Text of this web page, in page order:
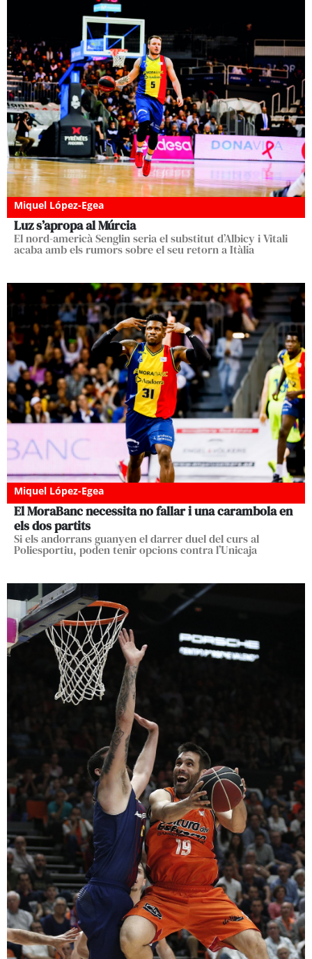
Miquel López-Egea
Luz s’apropa al Múrcia
El nord-americà Senglin seria el substitut d’Albicy i Vitali
acaba amb els rumors sobre el seu retorn a Itàlia
Miquel López-Egea
El MoraBanc necessita no fallar i una carambola en
els dos partits
Si els andorrans guanyen el darrer duel del curs al
Poliesportiu, poden tenir opcions contra l’Unicaja